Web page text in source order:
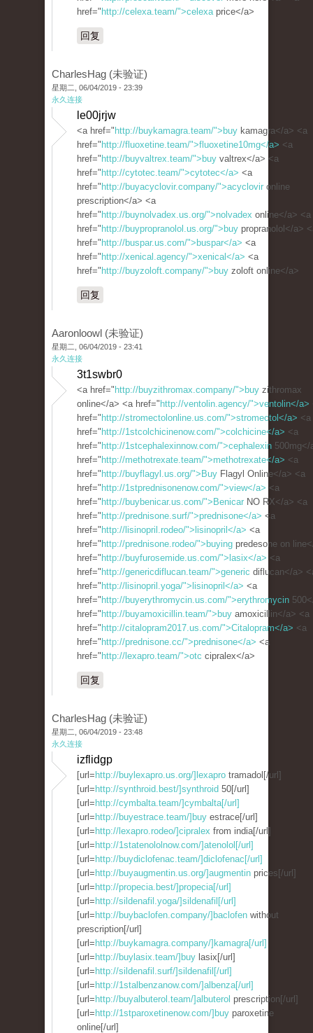
href=" http://celexa.team/">celexaprice</a>
回复
CharlesHag (未验证)
星期二, 06/04/2019 - 23:39
永久连接
le00jrjw
<a href=" http://buykamagra.team/">buy kamagra</a> <a
href=" http://fluoxetine.team/">fluoxetine10mg</a> <a
href=" http://buyvaltrex.team/">buy valtrex</a> <a
href=" http://cytotec.team/">cytotec</a> <a
href=" http://buyacyclovir.company/">acyclovir online
prescription</a> <a
href=" http://buynolvadex.us.org/">nolvadex online</a> <a
href=" http://buypropranolol.us.org/">buy propranolol</a>
href=" http://buspar.us.com/">buspar</a> <a
href=" http://xenical.agency/">xenical</a> <a
href=" http://buyzoloft.company/">buy zoloft online</a>
回复
Aaronloowl (未验证)
星期二, 06/04/2019 - 23:41
永久连接
3t1swbr0
<a href=" http://buyzithromax.company/">buy zithromax
online</a> <a href=" http://ventolin.agency/">ventolin</a>
href=" http://stromectolonline.us.com/">stromectol</a> <a
href=" http://1stcolchicinenow.com/">colchicine</a> <a
href=" http://1stcephalexinnow.com/">cephalexin 500mg</
href=" http://methotrexate.team/">methotrexate</a> <a
href=" http://buyflagyl.us.org/">Buy Flagyl Online</a> <a
href=" http://1stprednisonenow.com/">view</a> <a
href=" http://buybenicar.us.com/">Benicar NO RX</a> <a
href=" http://prednisone.surf/">prednisone</a> <a
href=" http://lisinopril.rodeo/">lisinopril</a> <a
href=" http://prednisone.rodeo/">buying predesone on
href=" http://buyfurosemide.us.com/">lasix</a> <a
href=" http://genericdiflucan.team/">generic diflucan</a>
href=" http://lisinopril.yoga/">lisinopril</a> <a
href=" http://buyerythromycin.us.com/">erythromycin
href=" http://buyamoxicillin.team/">buy amoxicillin</a> <a
href=" http://citalopram2017.us.com/">Citalopram</a> <a
href=" http://prednisone.cc/">prednisone</a> <a
href=" http://lexapro.team/">otc cipralex</a>
回复
CharlesHag (未验证)
星期二, 06/04/2019 - 23:48
永久连接
izflidgp
[url= http://buylexapro.us.org/]lexapro tramadol[/url]
[url= http://synthroid.best/]synthroid 50[/url]
[url= http://cymbalta.team/]cymbalta[/url]
[url= http://buyestrace.team/]buy estrace[/url]
[url= http://lexapro.rodeo/]cipralex from india[/url]
[url= http://1statenololnow.com/]atenolol[/url]
[url= http://buydiclofenac.team/]diclofenac[/url]
[url= http://buyaugmentin.us.org/]augmentin prices[/url]
[url= http://propecia.best/]propecia[/url]
[url= http://sildenafil.yoga/]sildenafil[/url]
[url= http://buybaclofen.company/]baclofen without
prescription[/url]
[url= http://buykamagra.company/]kamagra[/url]
[url= http://buylasix.team/]buy lasix[/url]
[url= http://sildenafil.surf/]sildenafil[/url]
[url= http://1stalbenzanow.com/]albenza[/url]
[url= http://buyalbuterol.team/]albuterol prescription[/url]
[url= http://1stparoxetinenow.com/]buy paroxetine
online[/url]